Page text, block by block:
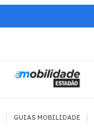
GUIAS MOBILIDADE